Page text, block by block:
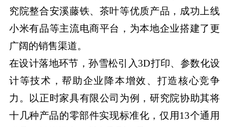
究院整合安溪藤铁、茶叶等优质产品，成功上线
小米有品等主流电商平台，为本地企业搭建了更
广阔的销售渠道。
在设计落地环节，孙雪松引入3D打印、参数化设
计等技术，帮助企业降本增效、打造核心竞争
力。以正时家具有限公司为例，研究院协助其将
十几种产品的零部件实现标准化，仅用13个通用